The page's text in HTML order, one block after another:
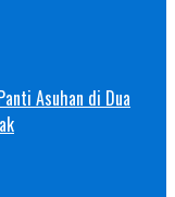
Asuhan di Dua